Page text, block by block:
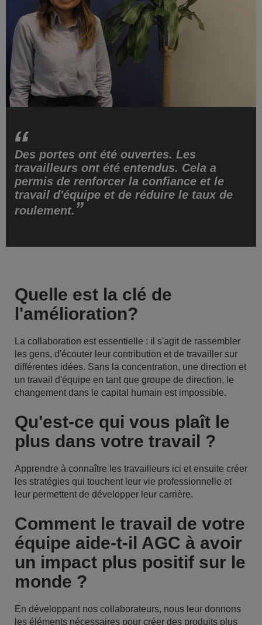
Des portes ont été ouvertes. Les
travailleurs ont été entendus. Cela a
permis de renforcer la confiance et le
travail d'équipe et de réduire le taux de
roulement.
Quelle est la clé de
l'amélioration?
La collaboration est essentielle : il s'agit de rassembler
les gens, d'écouter leur contribution et de travailler sur
différentes idées. Sans la concentration, une direction et
un travail d'équipe en tant que groupe de direction, le
changement dans le capital humain est impossible.
Qu'est-ce qui vous plaît le
plus dans votre travail ?
Apprendre à connaître les travailleurs ici et ensuite créer
les stratégies qui touchent leur vie professionnelle et
leur permettent de développer leur carrière.
Comment le travail de votre
équipe aide-t-il AGC à avoir
un impact plus positif sur le
monde ?
En développant nos collaborateurs, nous leur donnons
les éléments nécessaires pour créer des produits plus